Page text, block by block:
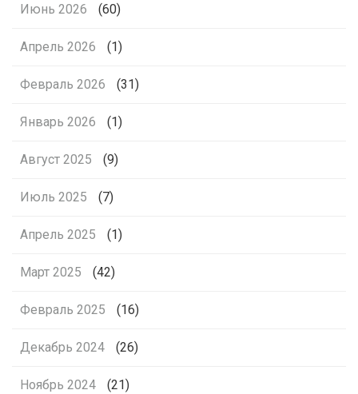
Июнь 2026 (60)
Апрель 2026 (1)
Февраль 2026 (31)
Январь 2026 (1)
Август 2025 (9)
Июль 2025 (7)
Апрель 2025 (1)
Март 2025 (42)
Февраль 2025 (16)
Декабрь 2024 (26)
Ноябрь 2024 (21)